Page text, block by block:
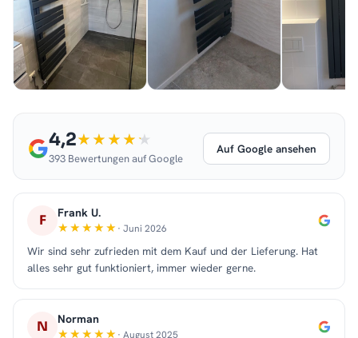
4,2
393 Bewertungen auf Google
Auf Google ansehen
F Frank U.
· Juni 2026
Wir sind sehr zufrieden mit dem Kauf und der Lieferung. Hat
alles sehr gut funktioniert, immer wieder gerne.
N Norman
· August 2025